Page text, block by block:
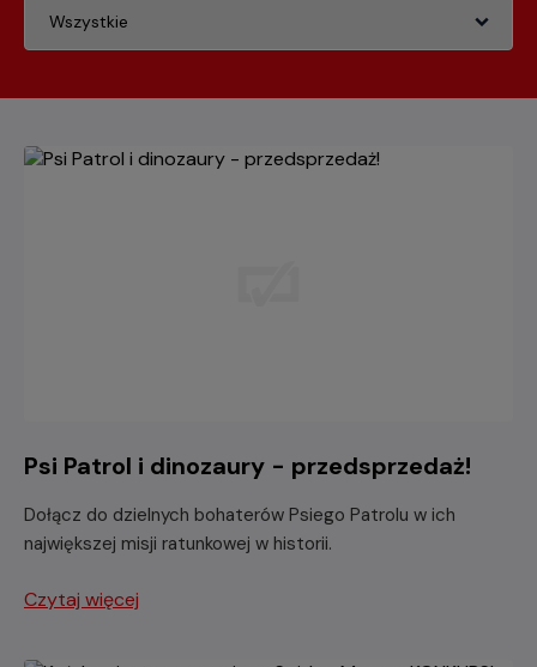
Psi Patrol i dinozaury - przedsprzedaż!
Dołącz do dzielnych bohaterów Psiego Patrolu w ich
największej misji ratunkowej w historii.
Czytaj więcej